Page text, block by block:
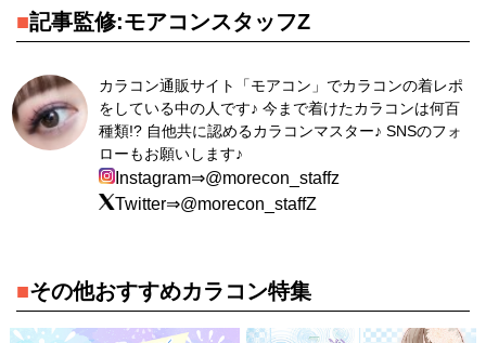
■記事監修:モアコンスタッフZ
カラコン通販サイト「モアコン」でカラコンの着レポ
をしている中の人です♪ 今まで着けたカラコンは何百
種類!? 自他共に認めるカラコンマスター♪ SNSのフォ
ローもお願いします♪
Instagram⇒@morecon_staffz
Twitter⇒@morecon_staffZ
■その他おすすめカラコン特集